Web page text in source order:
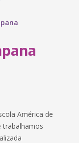
América de
trabalhamos